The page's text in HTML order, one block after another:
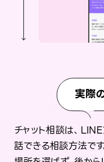
実際
チャット相談は、
話できる相談方法です